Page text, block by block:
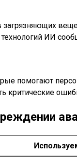
ИИ
помогают
критические